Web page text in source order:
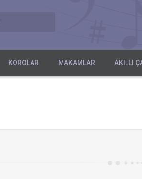
KOROLAR MAKAMLAR AKILLI